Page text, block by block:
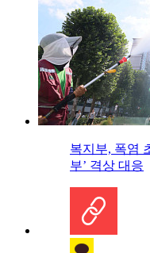
복지부, 폭염
부’ 격상 대응